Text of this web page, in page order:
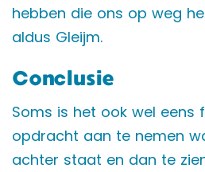
hebben die ons op weg
aldus Gleijm.
Conclusie
Soms is het ook wel eens
opdracht aan te nemen
achter staat en dan te